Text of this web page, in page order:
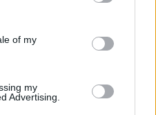
and its third-party tags to
purposes in below Google
of my
my
Advertising.
-